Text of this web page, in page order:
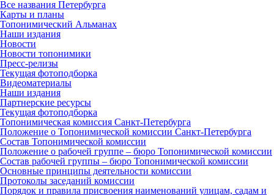
Все названия Петербурга
Карты и планы
Топонимический Альманах
Наши издания
Новости
Новости топонимики
Пресс‑релизы
Текущая фотоподборка
Видеоматериалы
Наши издания
Партнерские ресурсы
Текущая фотоподборка
Топонимическая комиссия Санкт‑Петербурга
Положение о Топонимической комиссии Санкт‑Петербурга
Состав Топонимической комиссии
Положение о рабочей группе – бюро Топонимической комиссии
Состав рабочей группы – бюро Топонимической комиссии
Основные принципы деятельности комиссии
Протоколы заседаний комиссии
Порядок и правила присвоения наименований улицам, садам и